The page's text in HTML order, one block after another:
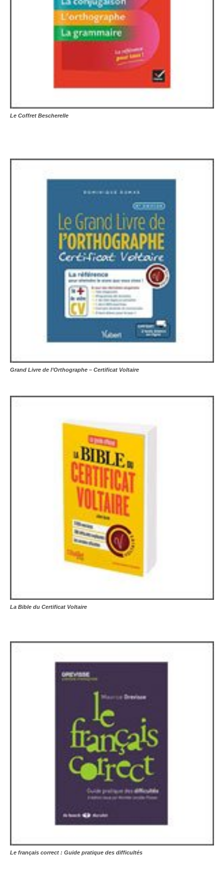
Le Coffret Bescherelle
Grand Livre de l’Orthographe – Certificat Voltaire
La Bible du Certificat Voltaire
Le français correct : Guide pratique des difficultés